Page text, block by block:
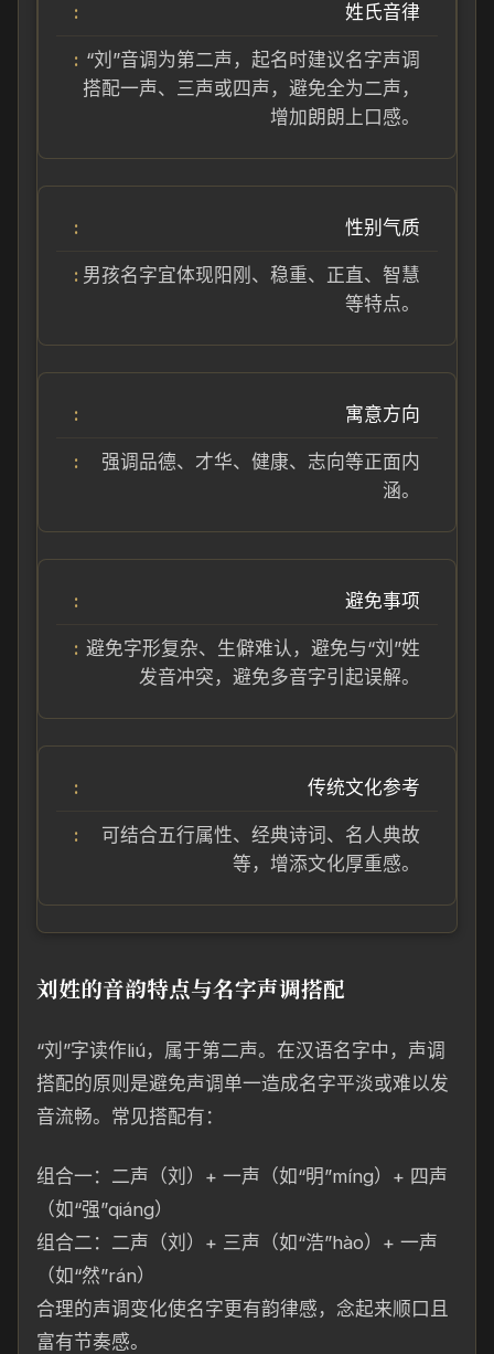
姓氏音律
“刘”音调为第二声，起名时建议名字声调
搭配一声、三声或四声，避免全为二声，
增加朗朗上口感。
性别气质
男孩名字宜体现阳刚、稳重、正直、智慧
等特点。
寓意方向
强调品德、才华、健康、志向等正面内
涵。
避免事项
避免字形复杂、生僻难认，避免与“刘”姓
发音冲突，避免多音字引起误解。
传统文化参考
可结合五行属性、经典诗词、名人典故
等，增添文化厚重感。
刘姓的音韵特点与名字声调搭配
“刘”字读作liú，属于第二声。在汉语名字中，声调
搭配的原则是避免声调单一造成名字平淡或难以发
音流畅。常见搭配有：
组合一：二声（刘）+ 一声（如“明”míng）+ 四声
（如“强”qiáng）
组合二：二声（刘）+ 三声（如“浩”hào）+ 一声
（如“然”rán）
合理的声调变化使名字更有韵律感，念起来顺口且
富有节奏感。